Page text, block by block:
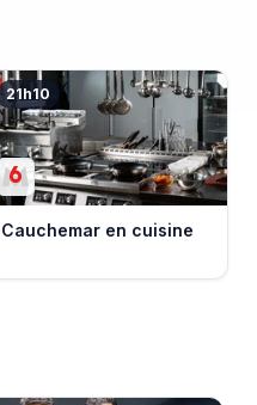
21h10
Cauchemar en cuisine